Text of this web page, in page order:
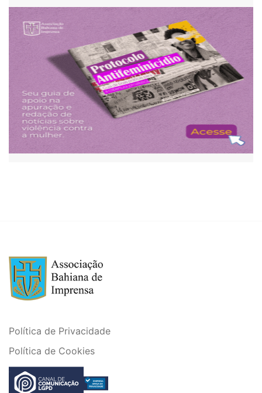
Política de Privacidade
Política de Cookies